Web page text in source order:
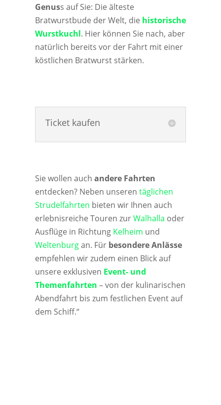
Genuss auf Sie: Die älteste
Bratwurstbude der Welt, die historische
Wurstkuchl. Hier können Sie nach, aber
natürlich bereits vor der Fahrt mit einer
köstlichen Bratwurst stärken.
Ticket kaufen
Sie wollen auch andere Fahrten
entdecken? Neben unseren täglichen
Strudelfahrten bieten wir Ihnen auch
erlebnisreiche Touren zurWalhalla oder
Ausflüge in Richtung Kelheim und
Weltenburgan. Für besondere Anlässe
empfehlen wir zudem einen Blick auf
unsere exklusiven Event- und
Themenfahrten – von der kulinarischen
Abendfahrt bis zum festlichen Event auf
dem Schiff.“